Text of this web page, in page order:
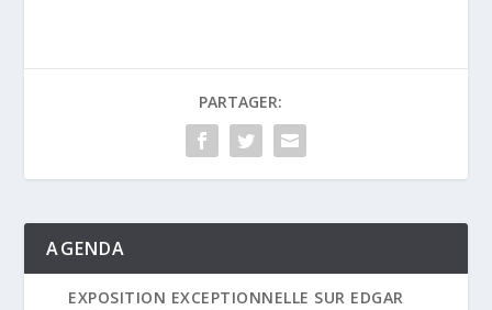
PARTAGER:
AGENDA
EXPOSITION EXCEPTIONNELLE SUR EDGAR